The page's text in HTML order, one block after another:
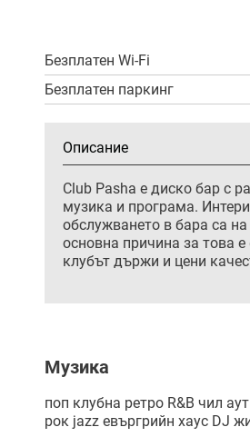
Безплатен Wi-Fi
Безплатен паркинг
Описание
Club Pasha е диско бар с
музика и програма.
обслужването в бара са
основна причина за това е
клубът държи и цени
Музика
поп клубна ретро R&B чил аут
рок jazz евъргрийн хаус DJ